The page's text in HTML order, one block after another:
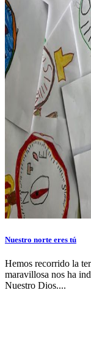
Nuestro norte eres tú
Hemos recorrido la
maravillosa nos ha
Nuestro Dios....